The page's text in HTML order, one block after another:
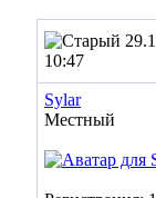
10:47
Sylar
Местный